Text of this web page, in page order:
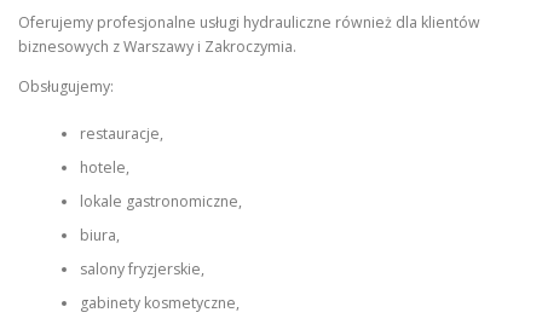
Oferujemy profesjonalne usługi hydrauliczne również dla klientów
biznesowych z Warszawy i Zakroczymia.
Obsługujemy:
restauracje,
hotele,
lokale gastronomiczne,
biura,
salony fryzjerskie,
gabinety kosmetyczne,